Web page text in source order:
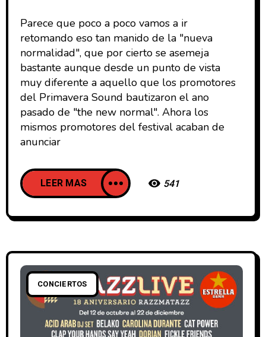
Parece que poco a poco vamos a ir
retomando eso tan manido de la "nueva
normalidad", que por cierto se asemeja
bastante aunque desde un punto de vista
muy diferente a aquello que los promotores
del Primavera Sound bautizaron el ano
pasado de "the new normal". Ahora los
mismos promotores del festival acaban de
anunciar
LEER MAS 541
CONCIERTOS